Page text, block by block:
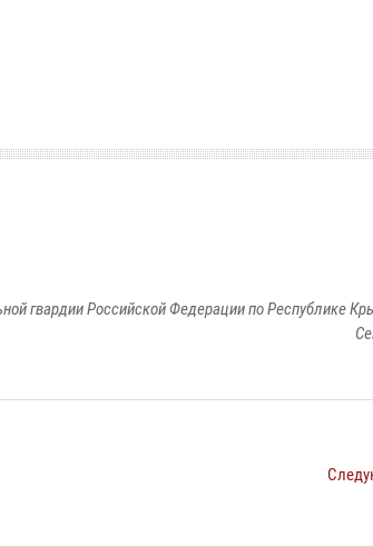
гвардии Российской Федерации по Республике